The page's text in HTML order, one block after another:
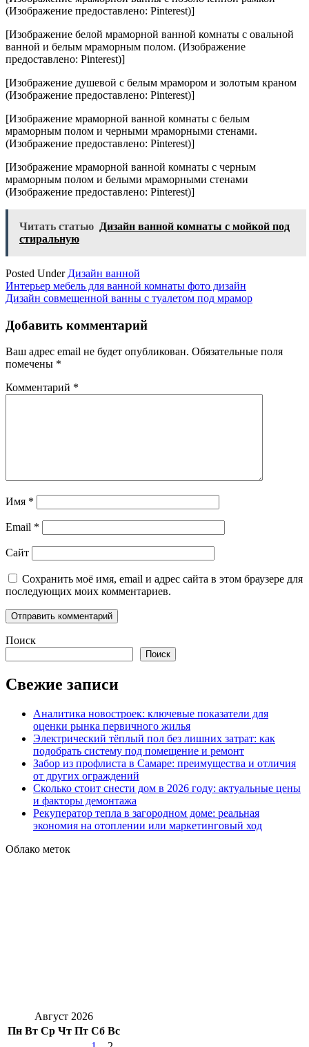
(Изображение предоставлено: Pinterest)]
[Изображение белой мраморной ванной комнаты с овальной
ванной и белым мраморным полом. (Изображение
предоставлено: Pinterest)]
[Изображение душевой с белым мрамором и золотым краном
(Изображение предоставлено: Pinterest)]
[Изображение мраморной ванной комнаты с белым
мраморным полом и черными мраморными стенами.
(Изображение предоставлено: Pinterest)]
[Изображение мраморной ванной комнаты с черным
мраморным полом и белыми мраморными стенами
(Изображение предоставлено: Pinterest)]
Читать статью Дизайн ванной комнаты с мойкой под
стиральную
Posted Under Дизайн ванной
Навигация
по
записям
Интерьер мебель для ванной комнаты фото дизайн
Дизайн совмещенной ванны с туалетом под мрамор
Добавить комментарий
Ваш адрес email не будет опубликован. Обязательные поля
помечены *
Комментарий *
Имя *
Email *
Сайт
Сохранить моё имя, email и адрес сайта в этом браузере для
последующих моих комментариев.
Поиск
Поиск
Свежие записи
Аналитика новостроек: ключевые показатели для
оценки рынка первичного жилья
Электрический тёплый пол без лишних затрат: как
подобрать систему под помещение и ремонт
Забор из профлиста в Самаре: преимущества и отличия
от других ограждений
Сколько стоит снести дом в 2026 году: актуальные цены
и факторы демонтажа
Рекуператор тепла в загородном доме: реальная
экономия на отоплении или маркетинговый ход
Облако меток
Август 2026
Пн Вт Ср Чт Пт Сб Вс